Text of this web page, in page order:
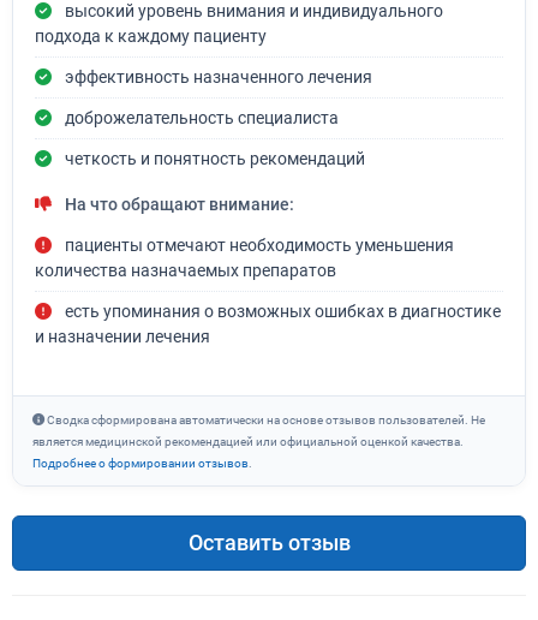
высокий уровень внимания и индивидуального
подхода к каждому пациенту
эффективность назначенного лечения
доброжелательность специалиста
четкость и понятность рекомендаций
На что обращают внимание:
пациенты отмечают необходимость уменьшения
количества назначаемых препаратов
есть упоминания о возможных ошибках в диагностике
и назначении лечения
Сводка сформирована автоматически на основе отзывов пользователей. Не
является медицинской рекомендацией или официальной оценкой качества.
Подробнее о формировании отзывов
Оставить отзыв